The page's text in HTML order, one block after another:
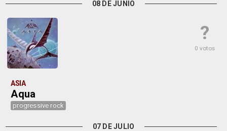
08 DE JUNIO
?
0 votos
ASIA
Aqua
progressive rock
07 DE JULIO